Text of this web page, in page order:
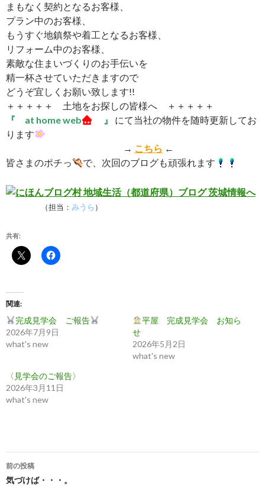
まもなく契約となるお客様、
プラン中のお客様、
もうすぐ地鎮祭や着工となるお客様、
リフォーム中のお客様、
素敵な住まいづくりのお手伝いを
精一杯させていただきますので
どうぞ宜しくお願い致します!!
＋＋＋＋＋ 土地をお探しの皆様へ ＋＋＋＋＋
『 at home web
』
にて当社の物件を随時更新してお
ります
→ こちら ←
皆さまのポチっ
で、次回のブログも頑張れます
（担当： みうら）
共有:
関連
完成見学会 ご報告
2026年7月9日
what's new
平屋 完成見学会 お知ら
せ
2026年5月2日
what's new
〈見学会のご報告〉
2026年3月11日
what's new
投
稿
前の投稿
気づけば・・・。